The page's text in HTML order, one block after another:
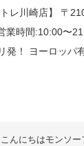
こんにちはモンソ